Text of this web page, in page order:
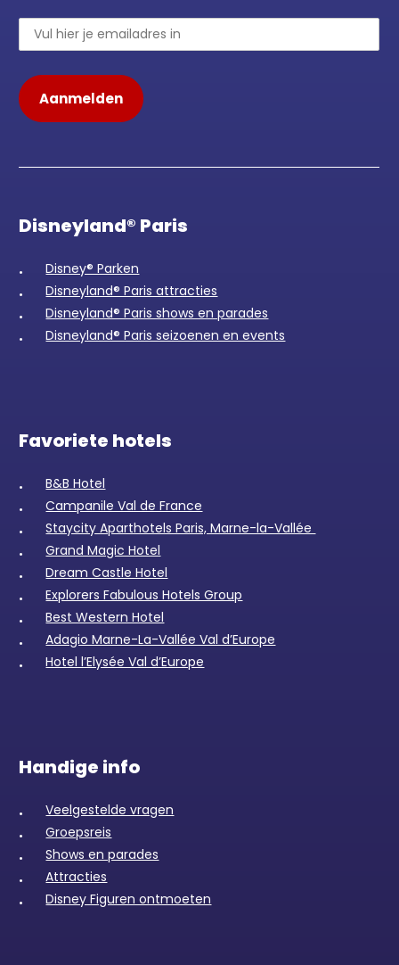
Disneyland® Paris
Disney® Parken
Disneyland® Paris attracties
Disneyland® Paris shows en parades
Disneyland® Paris seizoenen en events
Favoriete hotels
B&B Hotel
Campanile Val de France
Staycity Aparthotels Paris, Marne-la-Vallée
Grand Magic Hotel
Dream Castle Hotel
Explorers Fabulous Hotels Group
Best Western Hotel
Adagio Marne-La-Vallée Val d’Europe
Hotel l’Elysée Val d’Europe
Handige info
Veelgestelde vragen
Groepsreis
Shows en parades
Attracties
Disney Figuren ontmoeten